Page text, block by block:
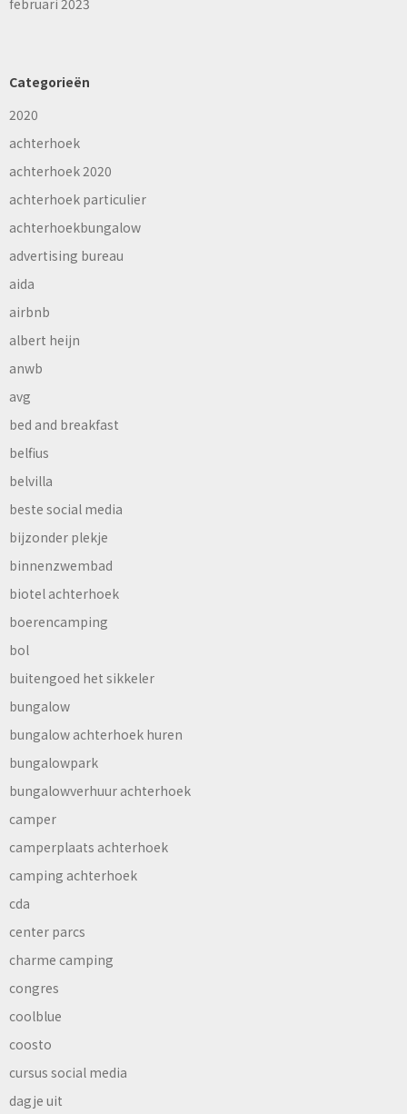
februari 2023
Categorieën
2020
achterhoek
achterhoek 2020
achterhoek particulier
achterhoekbungalow
advertising bureau
aida
airbnb
albert heijn
anwb
avg
bed and breakfast
belfius
belvilla
beste social media
bijzonder plekje
binnenzwembad
biotel achterhoek
boerencamping
bol
buitengoed het sikkeler
bungalow
bungalow achterhoek huren
bungalowpark
bungalowverhuur achterhoek
camper
camperplaats achterhoek
camping achterhoek
cda
center parcs
charme camping
congres
coolblue
coosto
cursus social media
dagje uit